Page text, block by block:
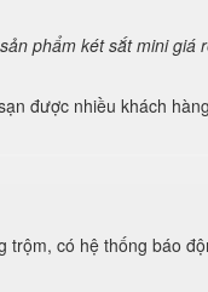
phẩm két sắt mini giá
được nhiều khách
có hệ thống báo